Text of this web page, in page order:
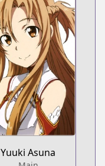
Yuuki Asuna